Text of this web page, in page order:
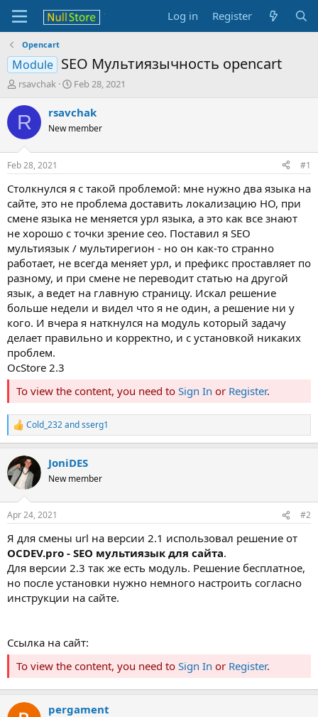
Log in Register
Opencart
Module SEO Мультиязычность opencart
T
r
e
d
t
a
r
t
e
r
rsavchak
S
a
t
t
e
Feb 28, 2021
R rsavchak
New member
Feb 28, 2021 #1
Столкнулся я с такой проблемой: мне нужно два языка на
сайте, это не проблема доставить локализацию НО, при
смене языка не меняется урл языка, а это как все знают
не хорошо с точки зрение сео. Поставил я SEO
мультиязык / мультирегион - но он как-то странно
работает, не всегда меняет урл, и префикс проставляет по
разному, и при смене не переводит статью на другой
язык, а ведет на главную страницу. Искал решение
больше недели и видел что я не один, а решение ни у
кого. И вчера я наткнулся на модуль который задачу
делает правильно и корректно, и с установкой никаких
проблем.
OcStore 2.3
To view the content, you need to Sign In or Register.
R
e
c
t
i
s
Cold_232andsserg1
JoniDES
New member
Apr 24, 2021 #2
Я для смены url на версии 2.1 использовал решение от
OCDEV.pro - SEO мультиязык для сайта.
Для версии 2.3 так же есть модуль. Решение бесплатное,
но после установки нужно немного настроить согласно
инструкции на сайте.
Ссылка на сайт:
To view the content, you need to Sign In or Register.
pergament